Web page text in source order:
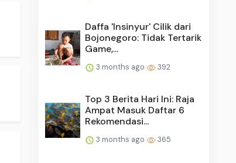
Daffa 'Insinyur' Cilik dari
Bojonegoro: Tidak Tertarik
Game,...
3 months ago 392
Top 3 Berita Hari Ini: Raja
Ampat Masuk Daftar 6
Rekomendasi...
3 months ago 365